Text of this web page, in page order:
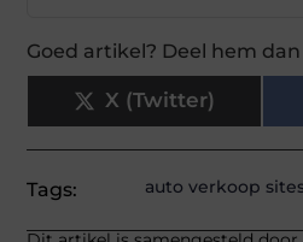
Goed artikel? Deel hem dan
X (Twitter)
Tags: auto verkoop